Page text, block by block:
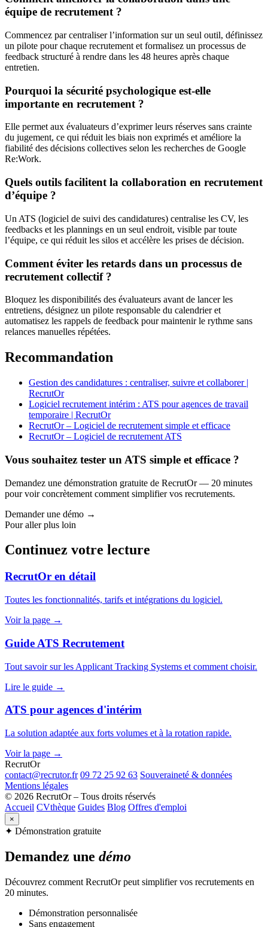
équipe de recrutement ?
Commencez par centraliser l’information sur un seul outil, définissez
un pilote pour chaque recrutement et formalisez un processus de
feedback structuré à rendre dans les 48 heures après chaque
entretien.
Pourquoi la sécurité psychologique est-elle
importante en recrutement ?
Elle permet aux évaluateurs d’exprimer leurs réserves sans crainte
du jugement, ce qui réduit les biais non exprimés et améliore la
fiabilité des décisions collectives selon les recherches de Google
Re:Work.
Quels outils facilitent la collaboration en recrutement
d’équipe ?
Un ATS (logiciel de suivi des candidatures) centralise les CV, les
feedbacks et les plannings en un seul endroit, visible par toute
l’équipe, ce qui réduit les silos et accélère les prises de décision.
Comment éviter les retards dans un processus de
recrutement collectif ?
Bloquez les disponibilités des évaluateurs avant de lancer les
entretiens, désignez un pilote responsable du calendrier et
automatisez les rappels de feedback pour maintenir le rythme sans
relances manuelles répétées.
Recommandation
Gestion des candidatures : centraliser, suivre et collaborer |
RecrutOr
Logiciel recrutement intérim : ATS pour agences de travail
temporaire | RecrutOr
RecrutOr – Logiciel de recrutement simple et efficace
RecrutOr – Logiciel de recrutement ATS
Vous souhaitez tester un ATS simple et efficace ?
Demandez une démonstration gratuite de RecrutOr — 20 minutes
pour voir concrètement comment simplifier vos recrutements.
Demander une démo →
Pour aller plus loin
Continuez votre lecture
RecrutOr en détail
Toutes les fonctionnalités, tarifs et intégrations du logiciel.
Voir la page →
Guide ATS Recrutement
Tout savoir sur les Applicant Tracking Systems et comment choisir.
Lire le guide →
ATS pour agences d'intérim
La solution adaptée aux forts volumes et à la rotation rapide.
Voir la page →
RecrutOr
contact@recrutor.fr 09 72 25 92 63 Souveraineté & données
Mentions légales
© 2026 RecrutOr – Tous droits réservés
Accueil CVthèque Guides Blog Offres d'emploi
×
✦ Démonstration gratuite
Demandez une démo
Découvrez comment RecrutOr peut simplifier vos recrutements en
20 minutes.
Démonstration personnalisée
Sans engagement